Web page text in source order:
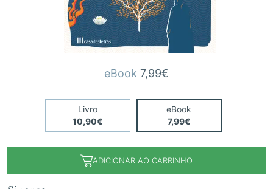
eBook 7,99€
Livro
10,90€
eBook
7,99€
ADICIONAR AO CARRINHO